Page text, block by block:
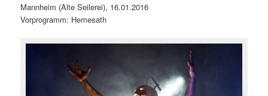
Mannheim (Alte Seilerei), 16.01.2016
Vorprogramm: Hemesath